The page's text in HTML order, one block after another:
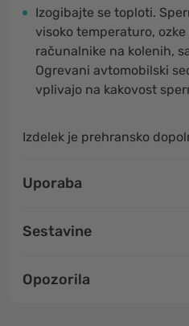
Izogibajte se toploti.
visoko temperaturo,
računalnike na kolenih,
Ogrevani avtomobilski
vplivajo na kakovost
Izdelek je prehransko
Uporaba
Sestavine
Opozorila